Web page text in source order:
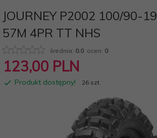
JOURNEY P2002 100/90-19
57M 4PR TT NHS
średnia: 0.0ocen: 0
123,00 PLN
Produkt dostępny! 26 szt.